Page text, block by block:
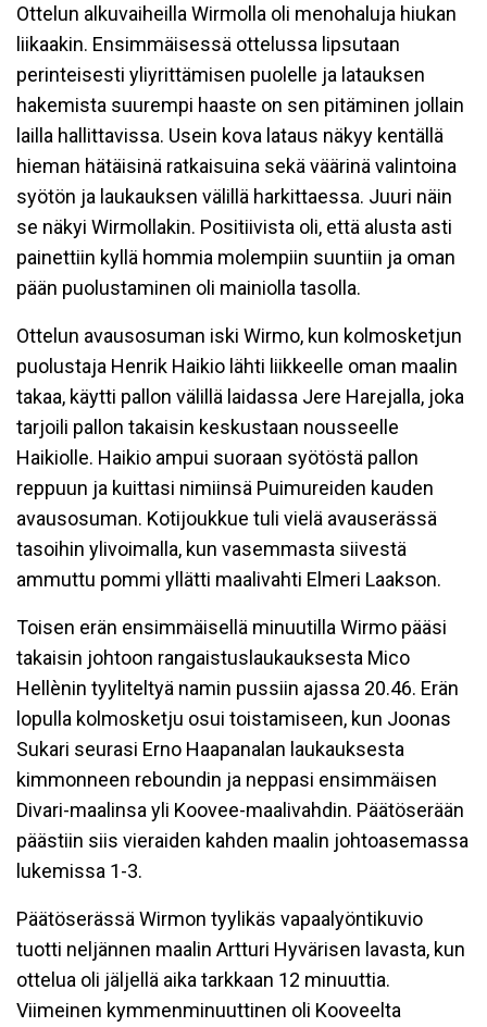
Ottelun alkuvaiheilla Wirmolla oli menohaluja hiukan
liikaakin. Ensimmäisessä ottelussa lipsutaan
perinteisesti yliyrittämisen puolelle ja latauksen
hakemista suurempi haaste on sen pitäminen jollain
lailla hallittavissa. Usein kova lataus näkyy kentällä
hieman hätäisinä ratkaisuina sekä väärinä valintoina
syötön ja laukauksen välillä harkittaessa. Juuri näin
se näkyi Wirmollakin. Positiivista oli, että alusta asti
painettiin kyllä hommia molempiin suuntiin ja oman
pään puolustaminen oli mainiolla tasolla.
Ottelun avausosuman iski Wirmo, kun kolmosketjun
puolustaja Henrik Haikio lähti liikkeelle oman maalin
takaa, käytti pallon välillä laidassa Jere Harejalla, joka
tarjoili pallon takaisin keskustaan nousseelle
Haikiolle. Haikio ampui suoraan syötöstä pallon
reppuun ja kuittasi nimiinsä Puimureiden kauden
avausosuman. Kotijoukkue tuli vielä avauserässä
tasoihin ylivoimalla, kun vasemmasta siivestä
ammuttu pommi yllätti maalivahti Elmeri Laakson.
Toisen erän ensimmäisellä minuutilla Wirmo pääsi
takaisin johtoon rangaistuslaukauksesta Mico
Hellènin tyyliteltyä namin pussiin ajassa 20.46. Erän
lopulla kolmosketju osui toistamiseen, kun Joonas
Sukari seurasi Erno Haapanalan laukauksesta
kimmonneen reboundin ja neppasi ensimmäisen
Divari-maalinsa yli Koovee-maalivahdin. Päätöserään
päästiin siis vieraiden kahden maalin johtoasemassa
lukemissa 1-3.
Päätöserässä Wirmon tyylikäs vapaalyöntikuvio
tuotti neljännen maalin Artturi Hyvärisen lavasta, kun
ottelua oli jäljellä aika tarkkaan 12 minuuttia.
Viimeinen kymmenminuuttinen oli Kooveelta